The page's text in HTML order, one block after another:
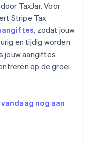
TaxJar. Voor
Stripe Tax
, zodat jouw
en tijdig worden
jouw aangiftes
op de groei
nog aan